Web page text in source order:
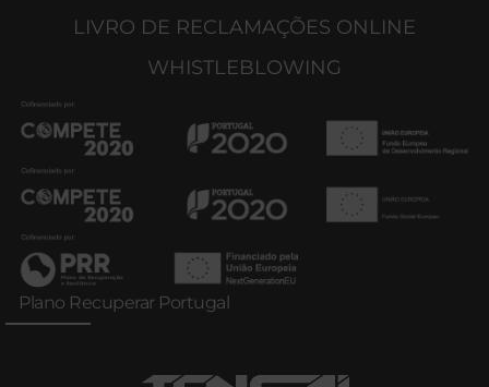
LIVRO DE RECLAMAÇÕES ONLINE
WHISTLEBLOWING
Plano Recuperar Portugal